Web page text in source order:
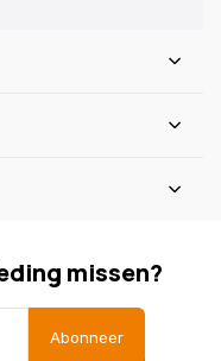
missen?
Abonneer